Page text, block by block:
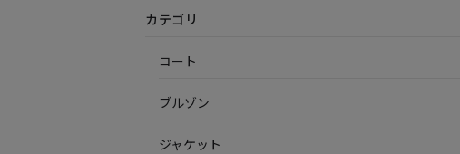
カテゴリ
コート
ブルゾン
ジャケット